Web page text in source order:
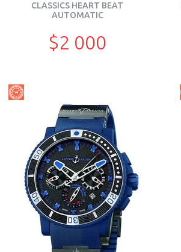
CLASSICS HEART BEAT
AUTOMATIC
$2 000